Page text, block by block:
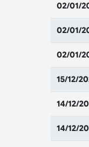
02/01/
02/01/
02/01/
15/12/
14/12/
14/12/